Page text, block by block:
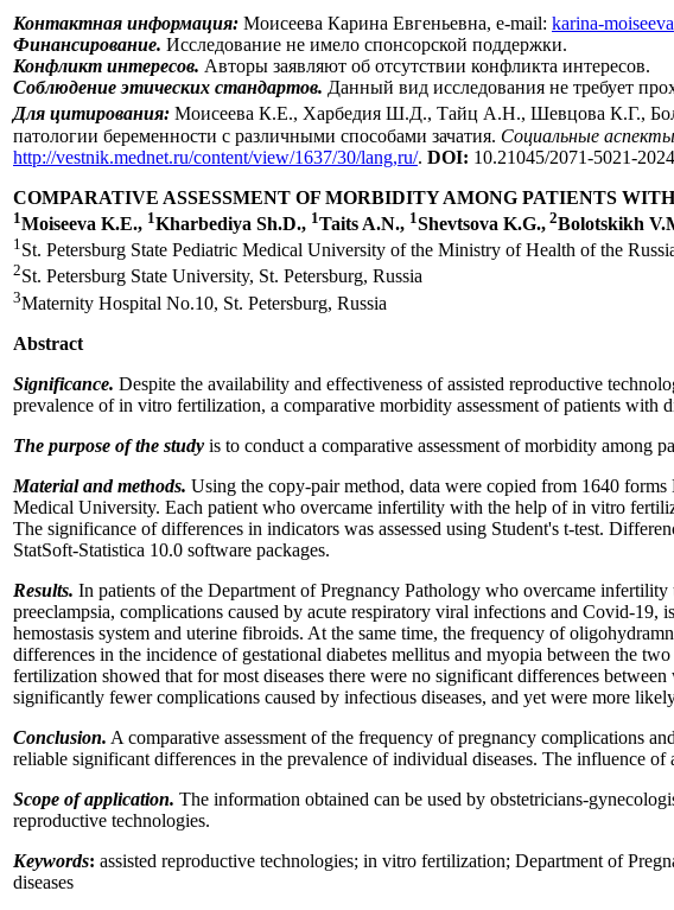
Контактная информация: Моисеева Карина Евгеньевна, е-mail: karina-
Финансирование. Исследование не имело спонсорской поддержки.
Конфликт интересов. Авторы заявляют об отсутствии конфликта интересов.
Соблюдение этических стандартов. Данный вид исследования не требует
Для цитирования: Моисеева К.Е., Харбедия Ш.Д., Тайц А.Н., Шевцова К.Г.,
патологии беременности с различными способами зачатия. Социальные аспекты
http://vestnik.mednet.ru/content/view/1637/30/lang,ru/. DOI: 10.21045/2071-5021-
COMPARATIVE ASSESSMENT OF MORBIDITY AMONG PATIENTS
1Moiseeva K.E., 1Kharbediya Sh.D., 1Taits A.N., 1Shevtsova K.G., 2Bolotskikh
1 St. Petersburg State Pediatric Medical University of the Ministry of Health of the
2St. Petersburg State University, St. Petersburg, Russia
3Maternity Hospital No.10, St. Petersburg, Russia
Abstract
Significance. Despite the availability and effectiveness of assisted reproductive
prevalence of in vitro fertilization, a comparative morbidity assessment of patients
The purpose of the study is to conduct a comparative assessment of morbidity among
Material and methods. Using the copy-pair method, data were copied from 1640
Medical University. Each patient who overcame infertility with the help of in vitro
The significance of differences in indicators was assessed using Student's t-test.
StatSoft-Statistica 10.0 software packages.
Results. In patients of the Department of Pregnancy Pathology who overcame
preeclampsia, complications caused by acute respiratory viral infections and Covid-
hemostasis system and uterine fibroids. At the same time, the frequency of
differences in the incidence of gestational diabetes mellitus and myopia between the
fertilization showed that for most diseases there were no significant differences
significantly fewer complications caused by infectious diseases, and yet were more
Conclusion. A comparative assessment of the frequency of pregnancy complications
reliable significant differences in the prevalence of individual diseases. The influence
Scope of application. The information obtained can be used by obstetricians-
reproductive technologies.
Keywords: assisted reproductive technologies; in vitro fertilization; Department of
diseases